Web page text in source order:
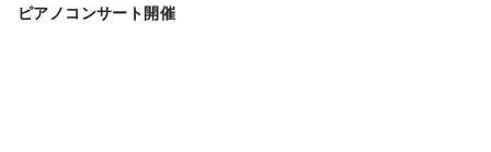
ピアノコンサート開催